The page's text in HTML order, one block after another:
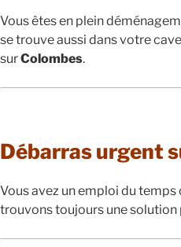
Vous êtes en plein
se trouve aussi dans votre
surColombes.
Débarras urgent
Vous avez un emploi du
trouvons toujours une